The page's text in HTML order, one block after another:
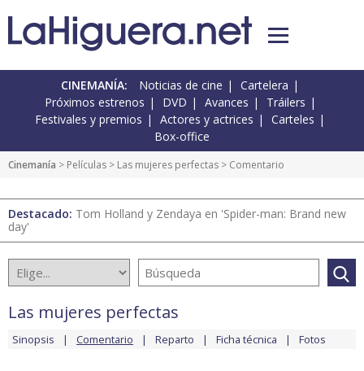
CINEMANÍA: Noticias de cine
Cartelera
Próximos estrenos
DVD Avances
Tráilers
Festivales y premios
Actores y actrices
Carteles
Box-office
Cinemanía > Películas > Las mujeres perfectas > Comentario
Destacado: Tom Holland y Zendaya en 'Spider-man: Brand new
day'
Las mujeres perfectas
Sinopsis Comentario Reparto Ficha técnica Fotos